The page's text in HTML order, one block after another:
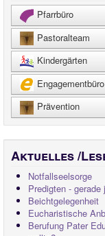
Pfarrbüro
Pastoralteam
Kindergärten
Engagementbüro
Prävention
Aktuelles /
Notfallseelsorge
Predigten - gerade
Beichtgelegenheit
Eucharistische
Berufung Pater